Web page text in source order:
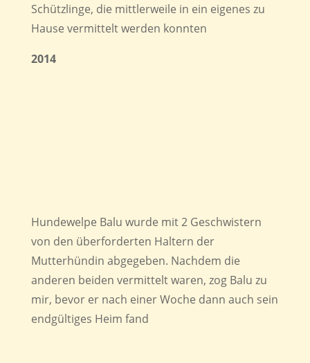
Schützlinge, die mittlerweile in ein eigenes zu
Hause vermittelt werden konnten
2014
Hundewelpe Balu wurde mit 2 Geschwistern
von den überforderten Haltern der
Mutterhündin abgegeben. Nachdem die
anderen beiden vermittelt waren, zog Balu zu
mir, bevor er nach einer Woche dann auch sein
endgültiges Heim fand